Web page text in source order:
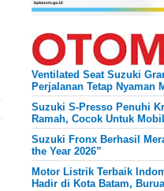
Ventilated Seat Suzuki
Perjalanan Tetap Nyaman
Suzuki S-Presso Penuhi
Ramah, Cocok Untuk
Suzuki Fronx Berhasil
the Year 2026”
Motor Listrik Terbaik
Hadir di Kota Batam,